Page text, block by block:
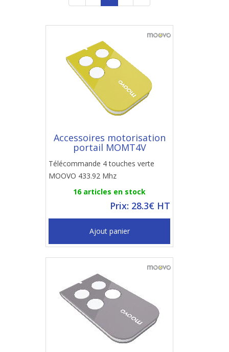
Accessoires motorisation
portail MOMT4V
Télécommande 4 touches verte
MOOVO 433.92 Mhz
16 articles en stock
Prix: 28.3€ HT
Ajout panier